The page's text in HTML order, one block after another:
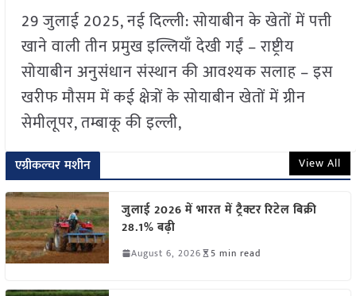
29 जुलाई 2025, नई दिल्ली: सोयाबीन के खेतों में पत्ती
खाने वाली तीन प्रमुख इल्लियाँ देखी गईं – राष्ट्रीय
सोयाबीन अनुसंधान संस्थान की आवश्यक सलाह – इस
खरीफ मौसम में कई क्षेत्रों के सोयाबीन खेतों में ग्रीन
सेमीलूपर, तम्बाकू की इल्ली,
एग्रीकल्चर मशीन View All
जुलाई 2026 में भारत में ट्रैक्टर रिटेल बिक्री
28.1% बढ़ी
August 6, 2026 5 min read